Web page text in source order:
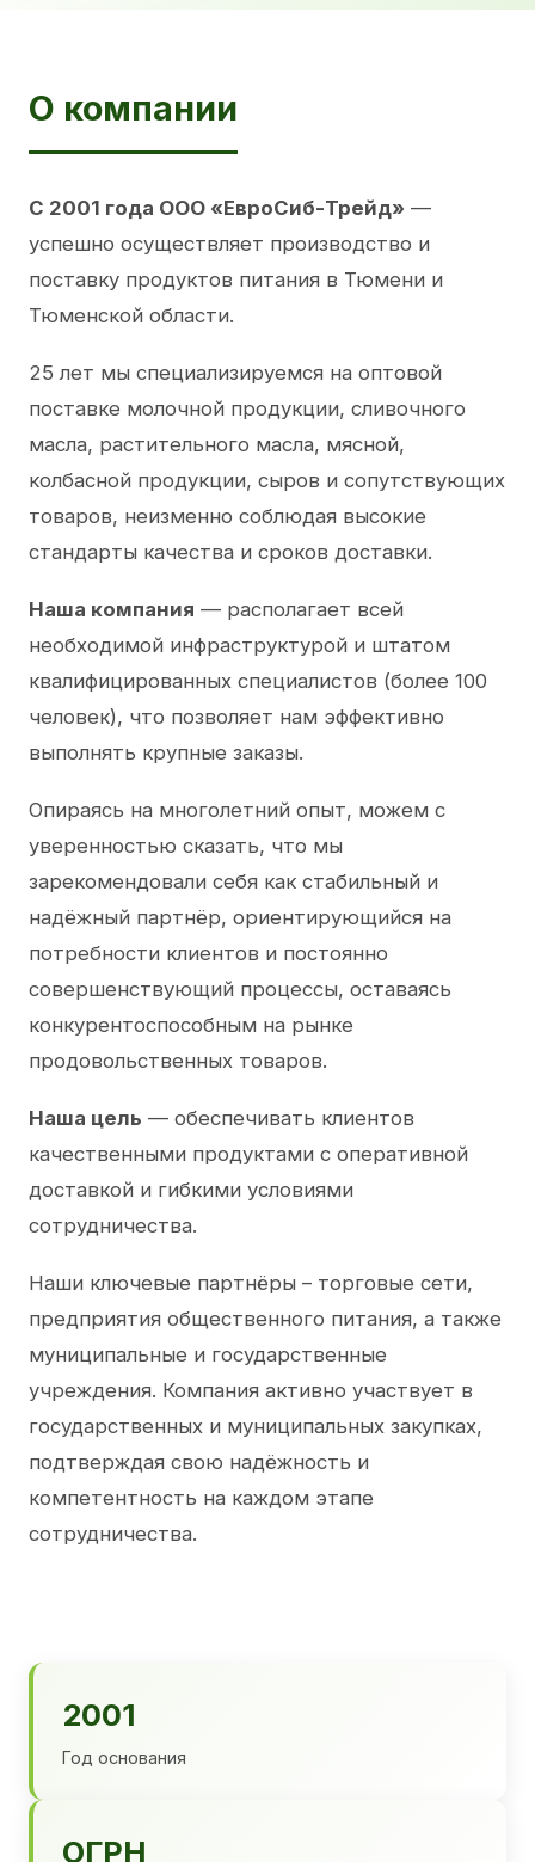
О компании
С 2001 года ООО «ЕвроСиб-Трейд» —
успешно осуществляет производство и
поставку продуктов питания в Тюмени и
Тюменской области.
25 лет мы специализируемся на оптовой
поставке молочной продукции, сливочного
масла, растительного масла, мясной,
колбасной продукции, сыров и сопутствующих
товаров, неизменно соблюдая высокие
стандарты качества и сроков доставки.
Наша компания — располагает всей
необходимой инфраструктурой и штатом
квалифицированных специалистов (более 100
человек), что позволяет нам эффективно
выполнять крупные заказы.
Опираясь на многолетний опыт, можем с
уверенностью сказать, что мы
зарекомендовали себя как стабильный и
надёжный партнёр, ориентирующийся на
потребности клиентов и постоянно
совершенствующий процессы, оставаясь
конкурентоспособным на рынке
продовольственных товаров.
Наша цель — обеспечивать клиентов
качественными продуктами с оперативной
доставкой и гибкими условиями
сотрудничества.
Наши ключевые партнёры – торговые сети,
предприятия общественного питания, а также
муниципальные и государственные
учреждения. Компания активно участвует в
государственных и муниципальных закупках,
подтверждая свою надёжность и
компетентность на каждом этапе
сотрудничества.
2001
Год основания
ОГРН